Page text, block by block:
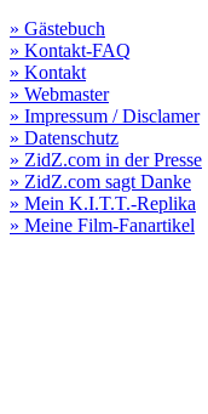
» Gästebuch
» Kontakt-FAQ
» Kontakt
» Webmaster
» Impressum / Disclamer
» Datenschutz
» ZidZ.com in der Presse
» ZidZ.com sagt Danke
» Mein K.I.T.T.-Replika
» Meine Film-Fanartikel